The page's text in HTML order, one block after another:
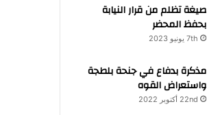
صيغة تظلم من قرار النيابة
بحفظ المحضر
7th يونيو 2023
مذكرة بدفاع في جنحة بلطجة
واستعراض القوه
22nd أكتوبر 2022